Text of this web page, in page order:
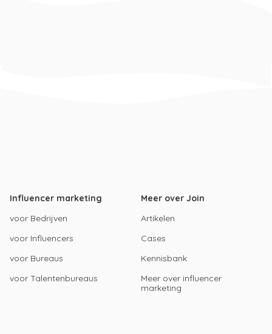
Influencer marketing
voor Bedrijven
voor Influencers
voor Bureaus
voor Talentenbureaus
Meer over Join
Artikelen
Cases
Kennisbank
Meer over influencer
marketing